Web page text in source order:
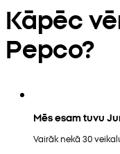
Kāpēc
Pepco?
Mēs esam tuvu
Vairāk nekā 30